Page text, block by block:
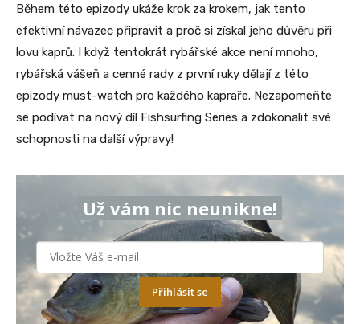
Během této epizody ukáže krok za krokem, jak tento
efektivní návazec připravit a proč si získal jeho důvěru při
lovu kaprů. I když tentokrát rybářské akce není mnoho,
rybářská vášeň a cenné rady z první ruky dělají z této
epizody must-watch pro každého kapraře. Nezapomeňte
se podívat na nový díl Fishsurfing Series a zdokonalit své
schopnosti na další výpravy!
Už vám nic neunikne!
Přihlásit se